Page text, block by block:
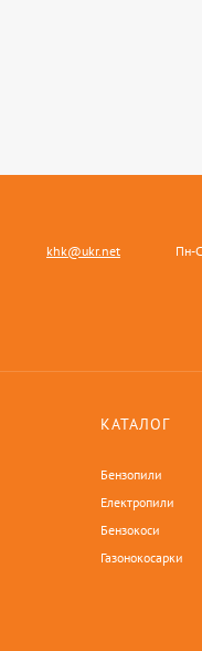
khk@ukr.net Пн-
КАТАЛОГ
Бензопили
Електропили
Бензокоси
Газонокосарки